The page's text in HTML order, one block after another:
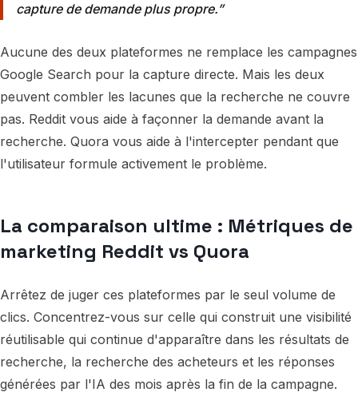
capture de demande plus propre.
Aucune des deux plateformes ne remplace les campagnes
Google Search pour la capture directe. Mais les deux
peuvent combler les lacunes que la recherche ne couvre
pas. Reddit vous aide à façonner la demande avant la
recherche. Quora vous aide à l'intercepter pendant que
l'utilisateur formule activement le problème.
La comparaison ultime : Métriques de
marketing Reddit vs Quora
Arrêtez de juger ces plateformes par le seul volume de
clics. Concentrez-vous sur celle qui construit une visibilité
réutilisable qui continue d'apparaître dans les résultats de
recherche, la recherche des acheteurs et les réponses
générées par l'IA des mois après la fin de la campagne.